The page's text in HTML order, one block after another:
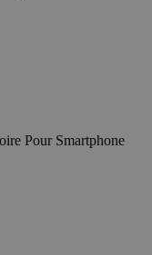
Pour Smartphone